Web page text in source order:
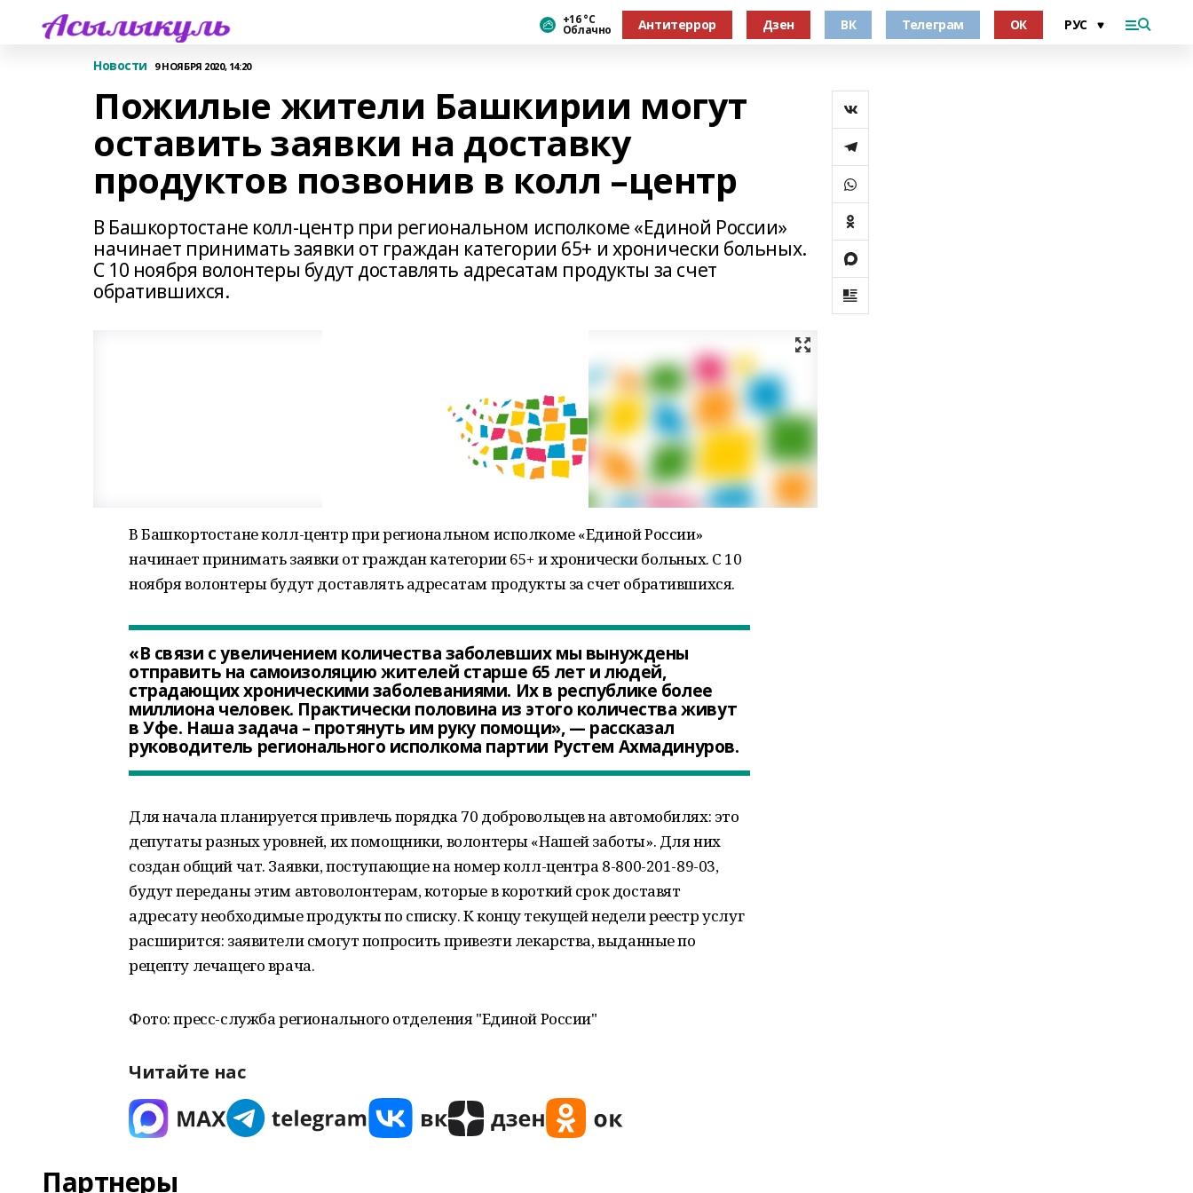
+16 °С
Облачно Антитеррор Дзен ВК Телеграм ОК
Новости 9 НОЯБРЯ 2020, 14:20
Пожилые жители Башкирии могут
оставить заявки на доставку
продуктов позвонив в колл –центр
В Башкортостане колл-центр при региональном исполкоме «Единой России»
начинает принимать заявки от граждан категории 65+ и хронически больных.
С 10 ноября волонтеры будут доставлять адресатам продукты за счет
обратившихся.
В Башкортостане колл-центр при региональном исполкоме «Единой России»
начинает принимать заявки от граждан категории 65+ и хронически больных. С 10
ноября волонтеры будут доставлять адресатам продукты за счет обратившихся.
«В связи с увеличением количества заболевших мы вынуждены
отправить на самоизоляцию жителей старше 65 лет и людей,
страдающих хроническими заболеваниями. Их в республике более
миллиона человек. Практически половина из этого количества живут
в Уфе. Наша задача – протянуть им руку помощи», — рассказал
руководитель регионального исполкома партии Рустем Ахмадинуров.
Для начала планируется привлечь порядка 70 добровольцев на автомобилях: это
депутаты разных уровней, их помощники, волонтеры «Нашей заботы». Для них
создан общий чат. Заявки, поступающие на номер колл-центра 8-800-201-89-03,
будут переданы этим автоволонтерам, которые в короткий срок доставят
адресату необходимые продукты по списку. К концу текущей недели реестр услуг
расширится: заявители смогут попросить привезти лекарства, выданные по
рецепту лечащего врача.
Фото: пресс-служба регионального отделения "Единой России"
Читайте нас
Партнеры